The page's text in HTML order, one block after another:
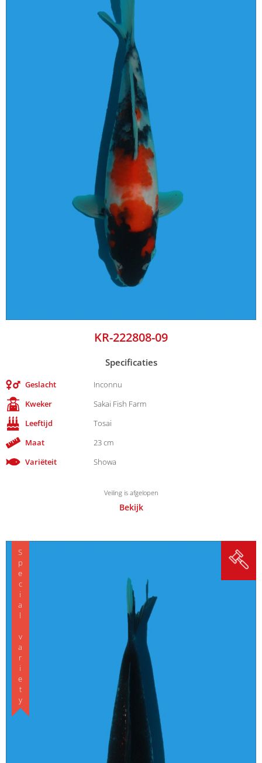
KR-222808-09
Specificaties
Geslacht
Inconnu
Kweker
Sakai Fish Farm
Leeftijd
Tosai
Maat
23 cm
Variëteit
Showa
Veiling is afgelopen
Bekijk
Special variety